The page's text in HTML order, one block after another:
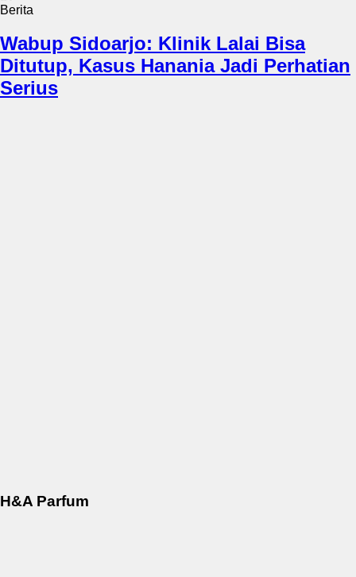
Berita
Wabup Sidoarjo: Klinik Lalai Bisa
Ditutup, Kasus Hanania Jadi Perhatian
Serius
H&A Parfum